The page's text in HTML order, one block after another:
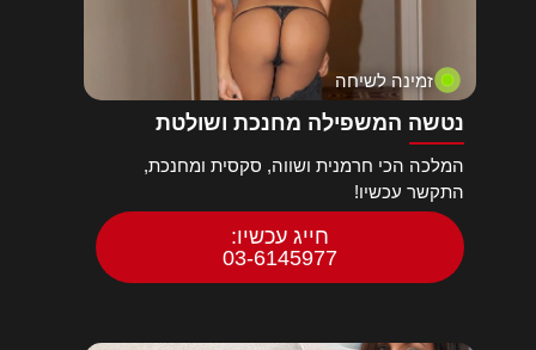
זמינה לשיחה
נטשה המשפילה מחנכת ושולטת
המלכה הכי חרמנית ושווה, סקסית ומחנכת,
התקשר עכשיו!
חייג עכשיו:
03-6145977